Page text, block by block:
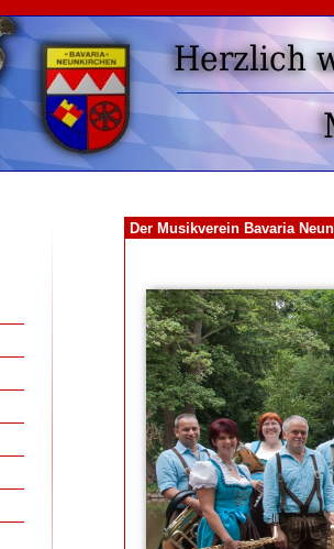
Der Musikverein Bavaria